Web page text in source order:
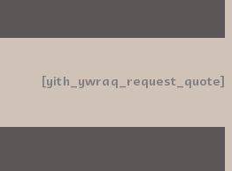
[yith_ywraq_request_quote]